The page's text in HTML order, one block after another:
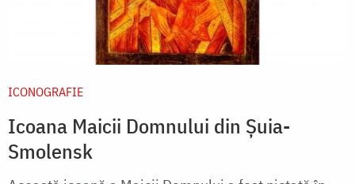
ICONOGRAFIE
Icoana Maicii Domnului din Șuia-
Smolensk